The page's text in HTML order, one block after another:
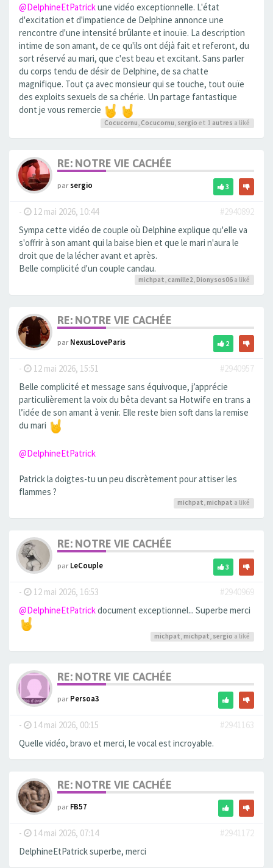
@DelphineEtPatrickune vidéo exceptionnelle. L'état
d'excitation et d'impatience de Delphine annonce une
rencontre d'une intensité brûlante et inouïe. La description
intime de son amant, de ce qu'ils ont déjà fait et referont, du
sort réservé au mari, que c'est beau et excitant. Sans parler
du corps tendu de désir de Delphine, de sa chatte
magnifique. Tout ça avec monsieur qui se touche, tout ouïe
des exploits sexuels de sa chérie. Un partage fantastique
dont je vous remercie
Cocucornu, Cocucornu, sergio et 1 autres a liké
RE: NOTRE VIE CACHÉE
parsergio 3
- 12 mai 2026, 10:44
#2940892
Sympa cette vidéo de couple où Delphine explique qu'elle va
s'offrir à son amant qui la baise bien et que le mari n'aura le
droit que de la lécher avant et après.
Belle complicité d'un couple candau.
michpat camille2 Dionysos06 a liké
RE: NOTRE VIE CACHÉE
parNexusLoveParis 2
- 12 mai 2026, 15:51
#2940957
Belle complicité et message sans équivoque, j’apprécie
particulièrement la voix du bêta devant sa Hotwife en trans a
l’idée de son amant à venir. Elle reste bien soft dans la remise
du mari
@DelphineEtPatrick
Patrick la doigtes-tu un peu discrètement pour attiser les
flammes ?
michpat, michpat a liké
RE: NOTRE VIE CACHÉE
parLeCouple 3
- 12 mai 2026, 16:53
#2940969
@DelphineEtPatrickdocument exceptionnel... Superbe merci
michpat michpat sergio a liké
RE: NOTRE VIE CACHÉE
parPersoa3
- 14 mai 2026, 00:15
#2941163
Quelle vidéo, bravo et merci, le vocal est incroyable.
RE: NOTRE VIE CACHÉE
parFB57
- 14 mai 2026, 07:14
#2941172
DelphineEtPatrick superbe, merci